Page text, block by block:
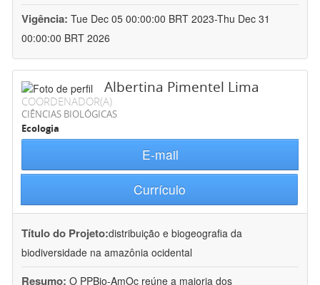
Vigência: Tue Dec 05 00:00:00 BRT 2023-Thu Dec 31
00:00:00 BRT 2026
Albertina Pimentel Lima
COORDENADOR(A)
CIÊNCIAS BIOLÓGICAS
Ecologia
E-mail
Currículo
Título do Projeto:distribuição e biogeografia da
biodiversidade na amazônia ocidental
Resumo: O PPBio-AmOc reúne a maioria dos